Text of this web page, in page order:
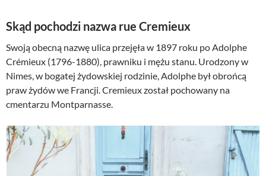
Skąd pochodzi nazwa rue Cremieux
Swoją obecną nazwę ulica przejęła w 1897 roku po Adolphe
Crémieux (1796-1880), prawniku i mężu stanu. Urodzony w
Nimes, w bogatej żydowskiej rodzinie, Adolphe był obrońcą
praw żydów we Francji. Cremieux został pochowany na
cmentarzu Montparnasse.